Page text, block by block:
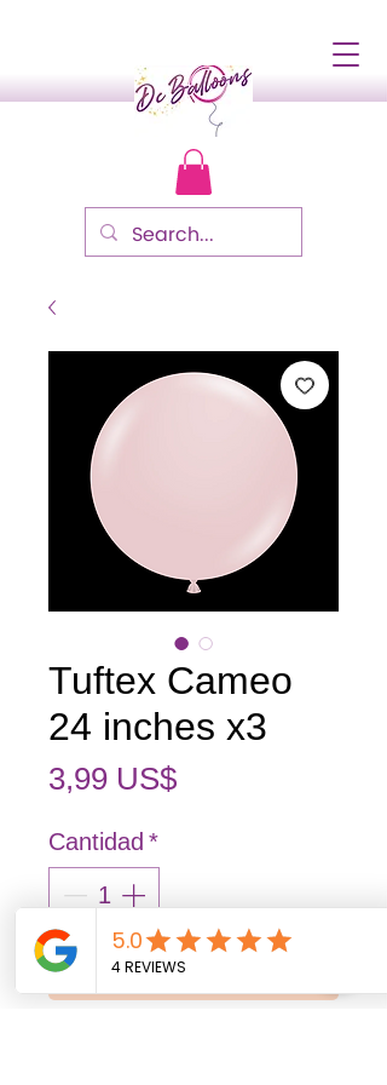
Tuftex Cameo
24 inches x3
3,99 US$Precio
Cantidad *
Agregar al carrito